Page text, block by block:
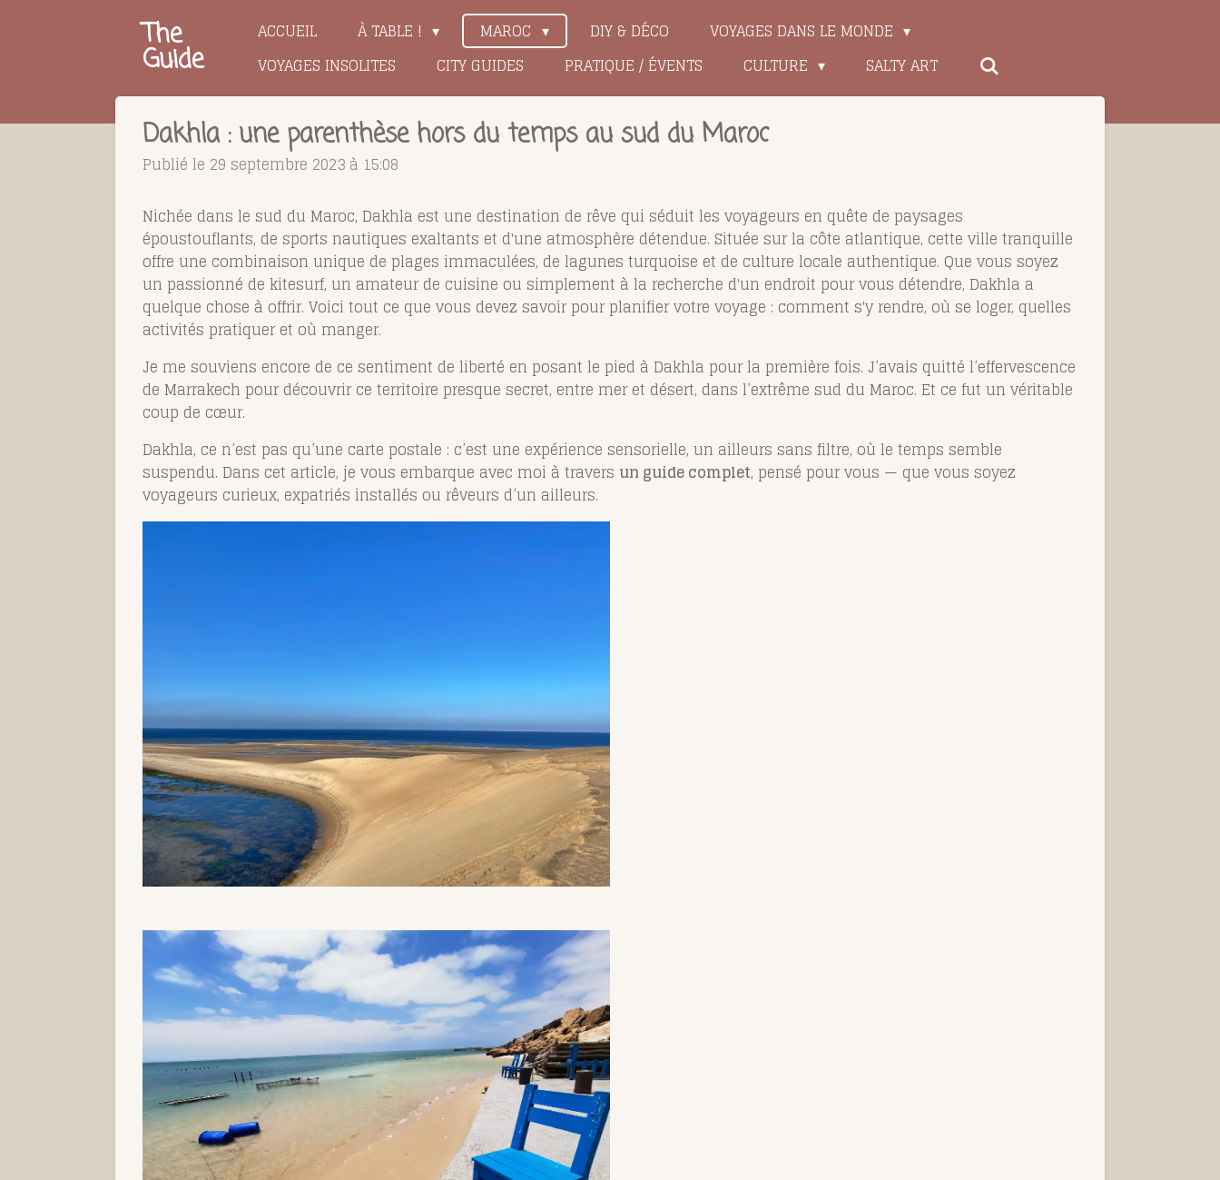
The
Guide
ACCUEIL À TABLE ! MAROC DIY & DÉCO
VOYAGES DANS LE MONDE
VOYAGES INSOLITES
CITY GUIDES PRATIQUE / ÉVENTS CULTURE SALTY ART
Dakhla : une parenthèse hors du temps au sud du Maroc
Publié le 29 septembre 2023 à 15:08
Nichée dans le sud du Maroc, Dakhla est une destination de rêve qui séduit les voyageurs en quête de paysages
époustouflants, de sports nautiques exaltants et d'une atmosphère détendue. Située sur la côte atlantique, cette ville tranquille
offre une combinaison unique de plages immaculées, de lagunes turquoise et de culture locale authentique. Que vous soyez
un passionné de kitesurf, un amateur de cuisine ou simplement à la recherche d'un endroit pour vous détendre, Dakhla a
quelque chose à offrir. Voici tout ce que vous devez savoir pour planifier votre voyage : comment s'y rendre, où se loger, quelles
activités pratiquer et où manger.
Je me souviens encore de ce sentiment de liberté en posant le pied à Dakhla pour la première fois. J’avais quitté l’effervescence
de Marrakech pour découvrir ce territoire presque secret, entre mer et désert, dans l’extrême sud du Maroc. Et ce fut un véritable
coup de cœur.
Dakhla, ce n’est pas qu’une carte postale : c’est une expérience sensorielle, un ailleurs sans filtre, où le temps semble
suspendu. Dans cet article, je vous embarque avec moi à travers un guide complet, pensé pour vous — que vous soyez
voyageurs curieux, expatriés installés ou rêveurs d’un ailleurs.